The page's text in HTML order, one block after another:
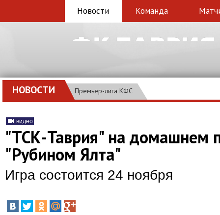
Новости Команда
НОВОСТИ Премьер-лига КФС
видео
"ТСК-Таврия" на домашнем
"Рубином Ялта"
Игра состоится 24 ноября